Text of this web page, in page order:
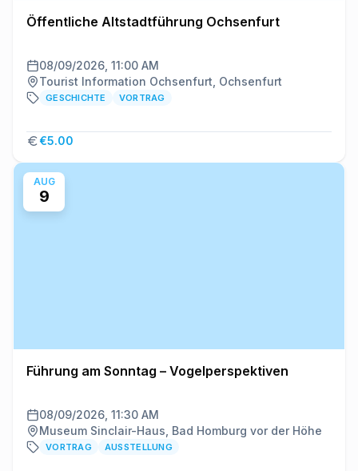
Öffentliche Altstadtführung Ochsenfurt
08/09/2026, 11:00 AM
Tourist Information Ochsenfurt, Ochsenfurt
GESCHICHTE VORTRAG
€5.00
AUG
9
Führung am Sonntag – Vogelperspektiven
08/09/2026, 11:30 AM
Museum Sinclair-Haus, Bad Homburg vor der Höhe
VORTRAG AUSSTELLUNG